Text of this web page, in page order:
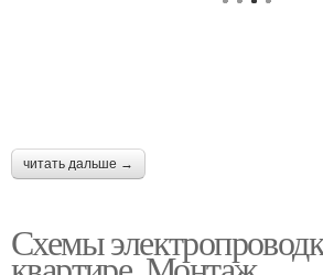
читать дальше →
Схемы